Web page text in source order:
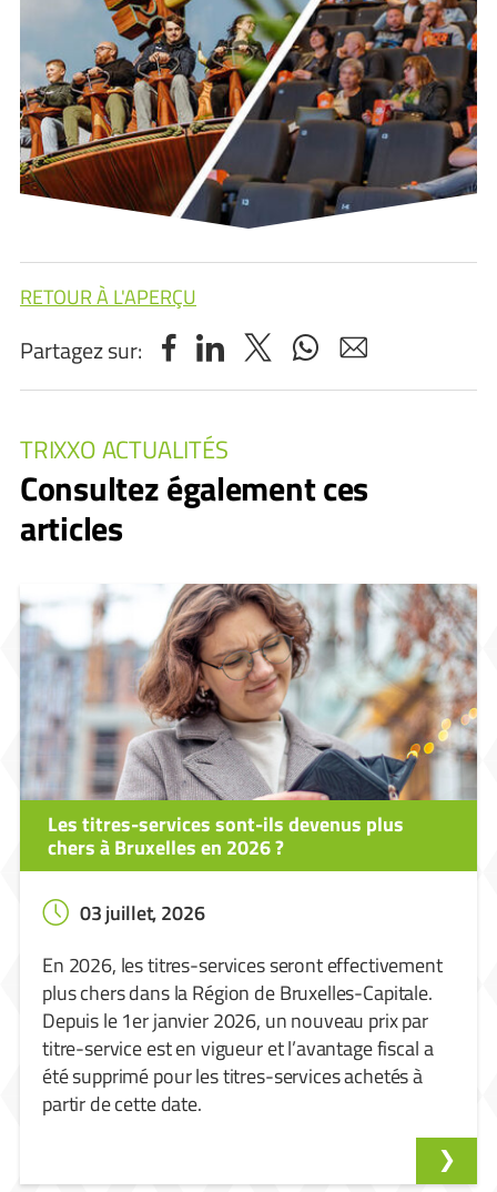
RETOUR À L'APERÇU
Partagez sur:
TRIXXO ACTUALITÉS
Consultez également ces
articles
Les titres-services sont-ils devenus plus
chers à Bruxelles en 2026 ?
03 juillet, 2026
En 2026, les titres-services seront effectivement
plus chers dans la Région de Bruxelles-Capitale.
Depuis le 1er janvier 2026, un nouveau prix par
titre-service est en vigueur et l’avantage fiscal a
été supprimé pour les titres-services achetés à
partir de cette date.